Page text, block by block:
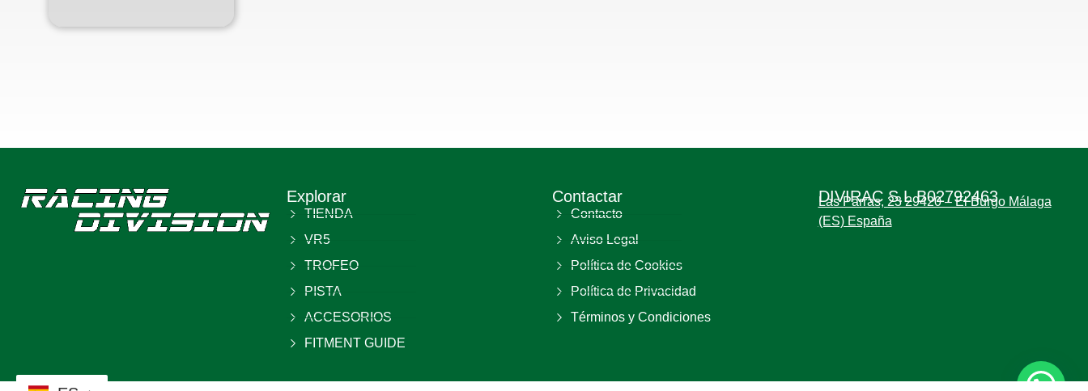
Explorar
TIENDA
VR5
TROFEO
PISTA
ACCESORIOS
FITMENT GUIDE
Contactar
Contacto
Aviso Legal
Política de Cookies
Política de Privacidad
Términos y Condiciones
DIVIRAC S.L B02792463
Las Parras, 23 29420 – El Burgo Málaga
(ES) España